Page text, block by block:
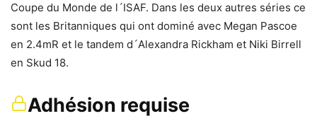
Coupe du Monde de l´ISAF. Dans les deux autres séries ce
sont les Britanniques qui ont dominé avec Megan Pascoe
en 2.4mR et le tandem d´Alexandra Rickham et Niki Birrell
en Skud 18.
Adhésion requise